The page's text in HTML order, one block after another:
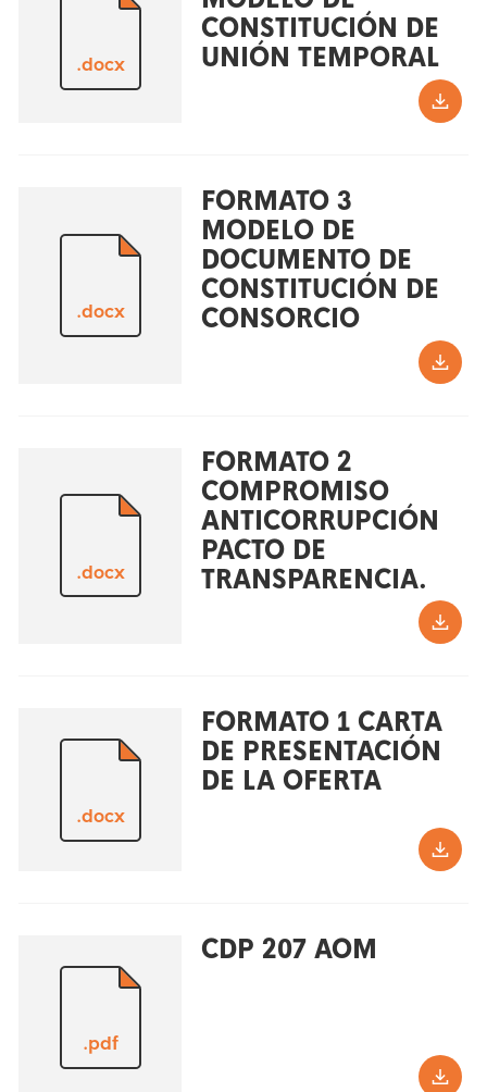
.docx
CONSTITUCIÓN DE
UNIÓN TEMPORAL
.docx
FORMATO 3
MODELO DE
DOCUMENTO DE
CONSTITUCIÓN DE
CONSORCIO
.docx
FORMATO 2
COMPROMISO
ANTICORRUPCIÓN
PACTO DE
TRANSPARENCIA.
.docx
FORMATO 1 CARTA
DE PRESENTACIÓN
DE LA OFERTA
.pdf
CDP 207 AOM